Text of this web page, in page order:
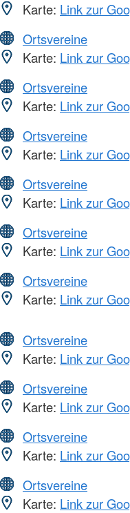
Karte: Link zur
Ortsvereine
Karte: Link zur
Ortsvereine
Karte: Link zur
Ortsvereine
Karte: Link zur
Ortsvereine
Karte: Link zur
Ortsvereine
Karte: Link zur
Ortsvereine
Karte: Link zur
Ortsvereine
Karte: Link zur
Ortsvereine
Karte: Link zur
Ortsvereine
Karte: Link zur
Ortsvereine
Karte: Link zur